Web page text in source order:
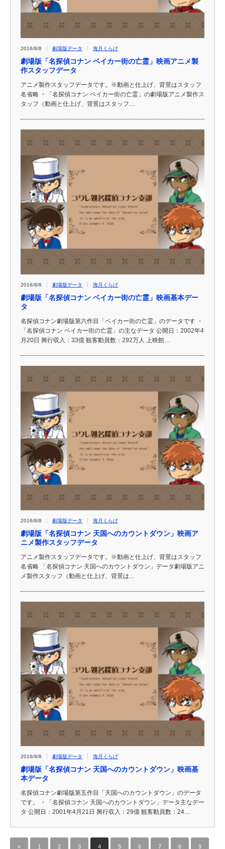
2016/8/8 劇場版データ 海月くらげ
劇場版「名探偵コナン ベイカー街の亡霊」映画アニメ製
作スタッフデータ
アニメ製作スタッフデータです。※動画と仕上げ、背景はスタッフ
名省略 ・「名探偵コナン ベイカー街の亡霊」の劇場版アニメ製作ス
タッフ（動画と仕上げ、背景はスタッフ…
2016/8/8 劇場版データ 海月くらげ
劇場版「名探偵コナン ベイカー街の亡霊」映画基本デー
タ
名探偵コナン劇場版第六作目「ベイカー街の亡霊」のデータです ・
「名探偵コナン ベイカー街の亡霊」の主なデータ 公開日：2002年4
月20日 興行収入：33億 観客動員数：292万人 上映館…
2016/8/8 劇場版データ 海月くらげ
劇場版「名探偵コナン 天国へのカウントダウン」映画ア
ニメ製作スタッフデータ
アニメ製作スタッフデータです。※動画と仕上げ、背景はスタッフ
名省略 「名探偵コナン 天国へのカウントダウン」データ劇場版アニ
メ製作スタッフ（動画と仕上げ、背景は…
2016/8/8 劇場版データ 海月くらげ
劇場版「名探偵コナン 天国へのカウントダウン」映画基
本データ
名探偵コナン劇場版第五作目「天国へのカウントダウン」のデータ
です。 ・「名探偵コナン 天国へのカウントダウン」データ主なデー
タ 公開日：2001年4月21日 興行収入：29億 観客動員数：24…
« 1 2 3 4 5 6 7 8 9